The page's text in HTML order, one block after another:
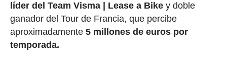
líder del Team Visma | Lease a Bikey doble
ganador del Tour de Francia, que percibe
aproximadamente 5 millones de euros por
temporada.